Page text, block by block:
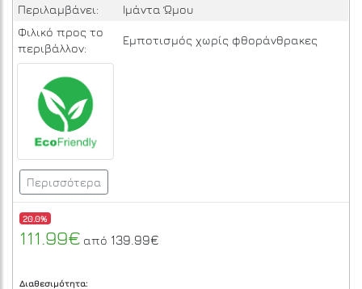
Περιλαμβάνει:
Ιμάντα Ώμου
Φιλικό προς το
περιβάλλον:
Εμποτισμός χωρίς φθοράνθρακες
Περισσότερα
20.0%
111.99€ από 139.99€
Διαθεσιμότητα: